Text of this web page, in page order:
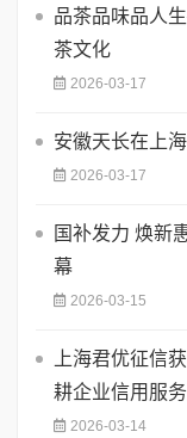
品茶品味品人
茶文化
2026-03-17
安徽天长在上
2026-03-17
国补发力 焕新
幕
2026-03-15
上海君优征信
耕企业信用服
2026-03-14